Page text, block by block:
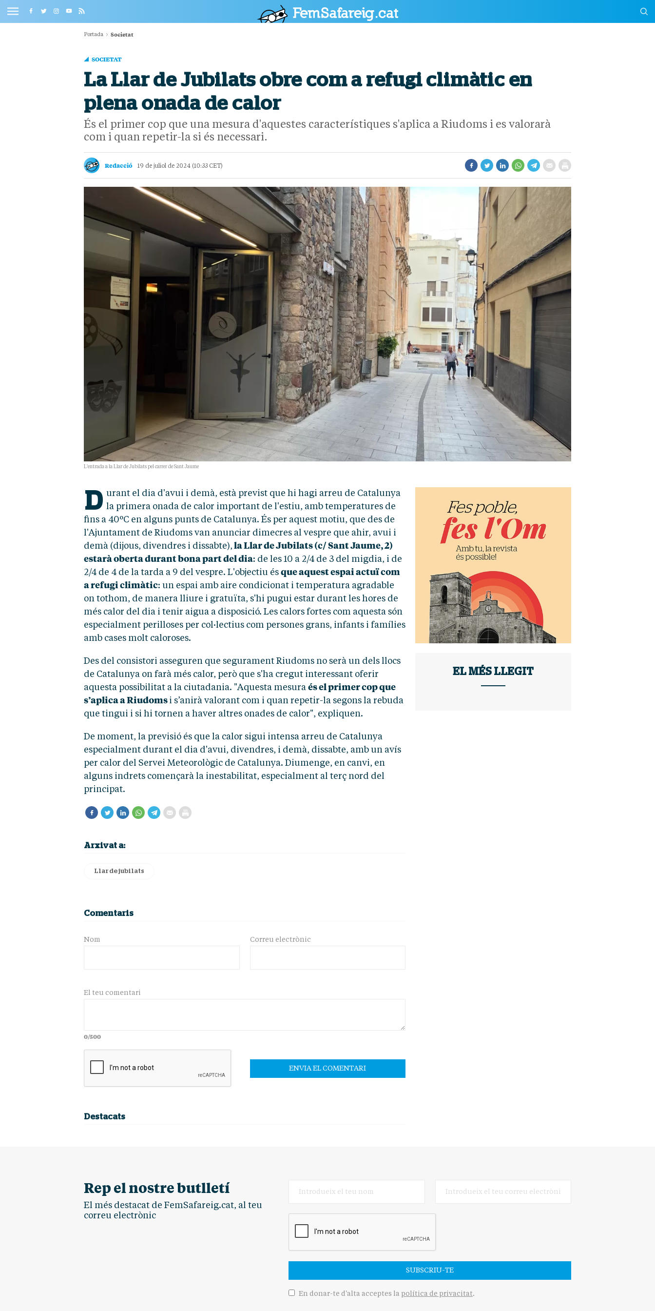
Portada Societat
SOCIETAT
La Llar de Jubilats obre com a refugi climàtic en
plena onada de calor
És el primer cop que una mesura d'aquestes característiques s'aplica a Riudoms i es valorarà
com i quan repetir-la si és necessari.
Redacció 19 de juliol de 2024 (10:33 CET)
L'entrada a la Llar de Jubilats pel carrer de Sant Jaume
D urant el dia d'avui i demà, està previst que hi hagi arreu de Catalunya
la primera onada de calor important de l'estiu, amb temperatures de
fins a 40ºC en alguns punts de Catalunya. És per aquest motiu, que des de
l'Ajuntament de Riudoms van anunciar dimecres al vespre que ahir, avui i
demà (dijous, divendres i dissabte), la Llar de Jubilats (c/ Sant Jaume, 2)
estarà oberta durant bona part del dia: de les 10 a 2/4 de 3 del migdia, i de
2/4 de 4 de la tarda a 9 del vespre. L'objectiu és que aquest espai actuï com
a refugi climàtic: un espai amb aire condicionat i temperatura agradable
on tothom, de manera lliure i gratuïta, s'hi pugui estar durant les hores de
més calor del dia i tenir aigua a disposició. Les calors fortes com aquesta són
especialment perilloses per col·lectius com persones grans, infants i famílies
amb cases molt caloroses.
Des del consistori asseguren que segurament Riudoms no serà un dels llocs
de Catalunya on farà més calor, però que s'ha cregut interessant oferir
aquesta possibilitat a la ciutadania. "Aquesta mesura és el primer cop que
s’aplica a Riudoms i s’anirà valorant com i quan repetir-la segons la rebuda
que tingui i si hi tornen a haver altres onades de calor", expliquen.
De moment, la previsió és que la calor sigui intensa arreu de Catalunya
especialment durant el dia d'avui, divendres, i demà, dissabte, amb un avís
per calor del Servei Meteorològic de Catalunya. Diumenge, en canvi, en
alguns indrets començarà la inestabilitat, especialment al terç nord del
principat.
Arxivat a:
Llar de jubilats
Comentaris
Nom Correu electrònic
El teu comentari
0/500
Destacats
EL MÉS LLEGIT
Rep el nostre butlletí
El més destacat de FemSafareig.cat, al teu
correu electrònic
SUBSCRIU-TE
En donar-te d'alta acceptes la política de privacitat.